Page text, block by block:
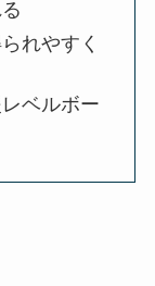
れやすく
ベルボー